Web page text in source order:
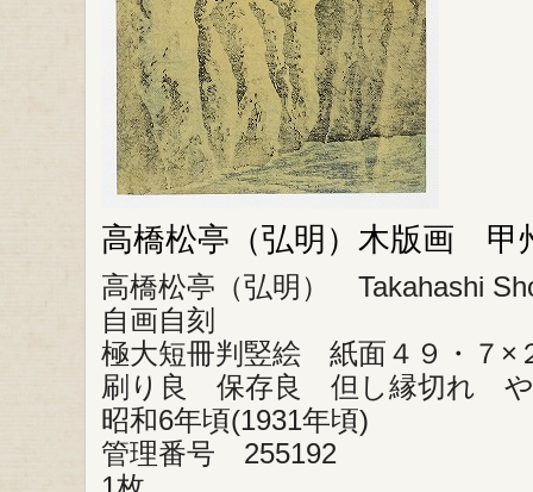
高橋松亭（弘明）木版画 甲
高橋松亭（弘明） Takahashi
自画自刻
極大短冊判竪絵 紙面４９・７×
刷り良 保存良 但し縁切れ や
昭和6年頃(1931年頃)
管理番号 255192